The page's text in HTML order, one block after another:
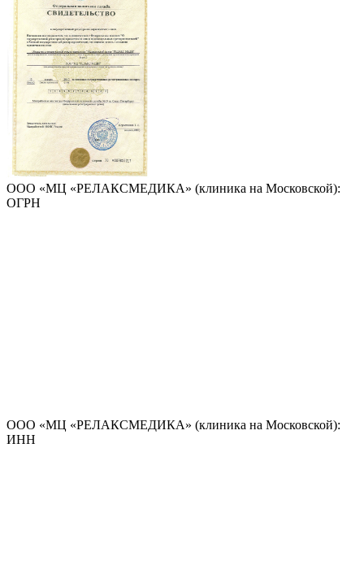
ООО «МЦ «РЕЛАКСМЕДИКА» (клиника на Московской):
ОГРН
ООО «МЦ «РЕЛАКСМЕДИКА» (клиника на Московской):
ИНН